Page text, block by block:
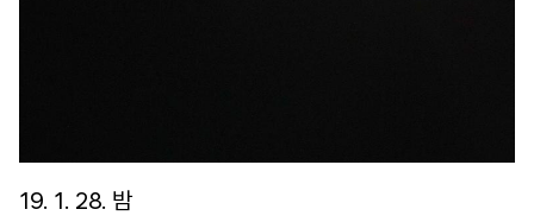
19. 1. 28. 밤